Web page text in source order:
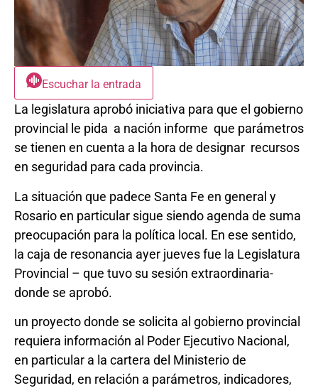
Escuchar la entrada
La legislatura aprobó iniciativa para que el gobierno
provincial le pida a nación informe que parámetros
se tienen en cuenta a la hora de designar recursos
en seguridad para cada provincia.
La situación que padece Santa Fe en general y
Rosario en particular sigue siendo agenda de suma
preocupación para la política local. En ese sentido,
la caja de resonancia ayer jueves fue la Legislatura
Provincial – que tuvo su sesión extraordinaria-
donde se aprobó.
un proyecto donde se solicita al gobierno provincial
requiera información al Poder Ejecutivo Nacional,
en particular a la cartera del Ministerio de
Seguridad, en relación a parámetros, indicadores,